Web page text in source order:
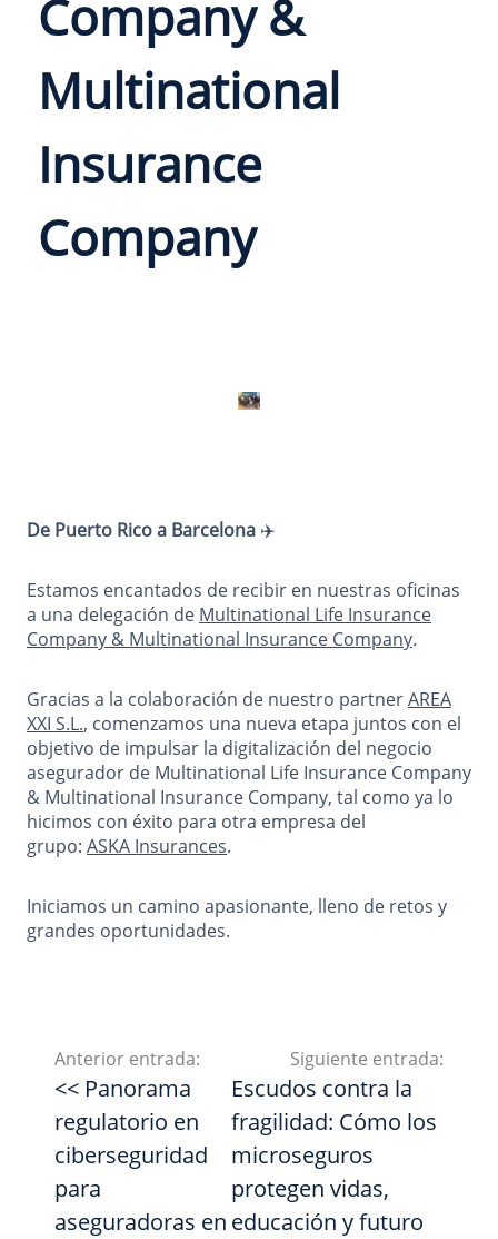
Company &
Multinational
Insurance
Company
De Puerto Rico a Barcelona ✈️
Estamos encantados de recibir en nuestras oficinas
a una delegación de Multinational Life Insurance
Company & Multinational Insurance Company.
Gracias a la colaboración de nuestro partnerAREA
XXI S.L., comenzamos una nueva etapa juntos con el
objetivo de impulsar la digitalización del negocio
asegurador de Multinational Life Insurance Company
& Multinational Insurance Company, tal como ya lo
hicimos con éxito para otra empresa del
grupo: ASKA Insurances.
Iniciamos un camino apasionante, lleno de retos y
grandes oportunidades.
Anterior entrada:
<< Panorama
regulatorio en
ciberseguridad
para
aseguradoras en
Siguiente entrada:
Escudos contra la
fragilidad: Cómo los
microseguros
protegen vidas,
educación y futuro